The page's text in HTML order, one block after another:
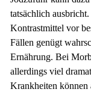
tatsächlich
Kontrastmittel vor
Fällen genügt
Ernährung. Bei
allerdings viel
Krankheiten können